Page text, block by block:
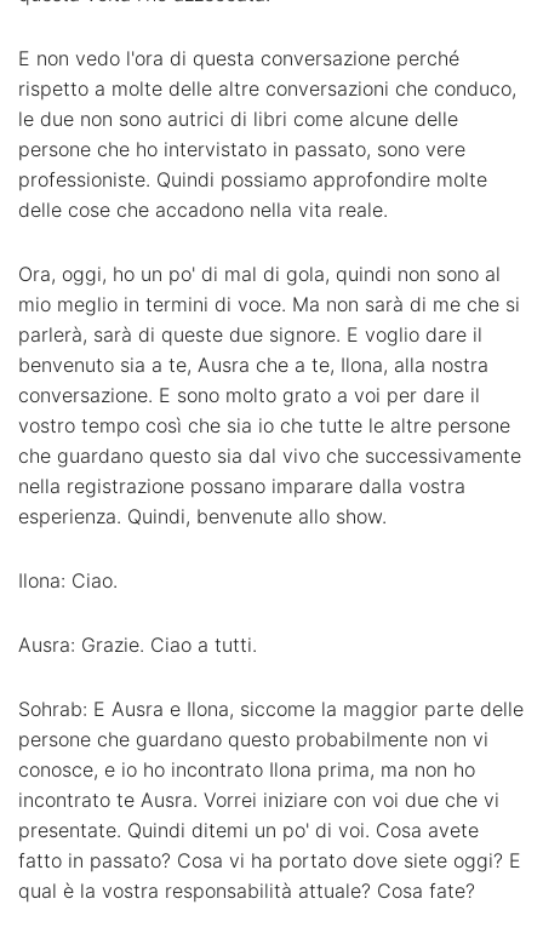
E non vedo l'ora di questa conversazione perché
rispetto a molte delle altre conversazioni che conduco,
le due non sono autrici di libri come alcune delle
persone che ho intervistato in passato, sono vere
professioniste. Quindi possiamo approfondire molte
delle cose che accadono nella vita reale.
Ora, oggi, ho un po' di mal di gola, quindi non sono al
mio meglio in termini di voce. Ma non sarà di me che si
parlerà, sarà di queste due signore. E voglio dare il
benvenuto sia a te, Ausra che a te, Ilona, alla nostra
conversazione. E sono molto grato a voi per dare il
vostro tempo così che sia io che tutte le altre persone
che guardano questo sia dal vivo che successivamente
nella registrazione possano imparare dalla vostra
esperienza. Quindi, benvenute allo show.
Ilona: Ciao.
Ausra: Grazie. Ciao a tutti.
Sohrab: E Ausra e Ilona, siccome la maggior parte delle
persone che guardano questo probabilmente non vi
conosce, e io ho incontrato Ilona prima, ma non ho
incontrato te Ausra. Vorrei iniziare con voi due che vi
presentate. Quindi ditemi un po' di voi. Cosa avete
fatto in passato? Cosa vi ha portato dove siete oggi? E
qual è la vostra responsabilità attuale? Cosa fate?